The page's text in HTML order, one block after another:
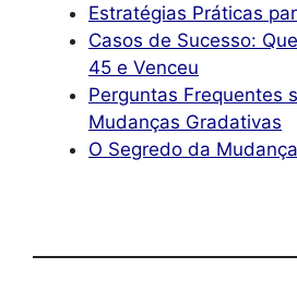
Estratégias Práticas
Casos de Sucesso:
45 e Venceu
Perguntas Frequentes
Mudanças Gradativas
O Segredo da